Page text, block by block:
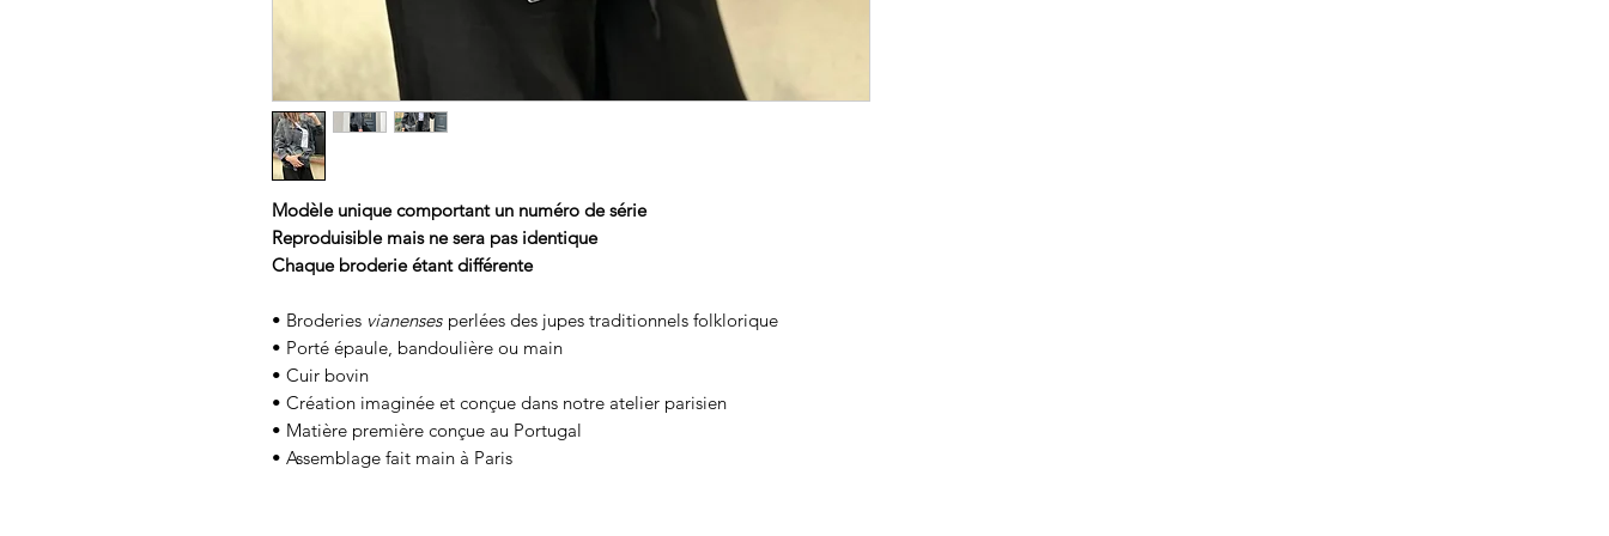
Modèle unique comportant un numéro de série
Reproduisible mais ne sera pas identique
Chaque broderie étant différente
• Broderies vianenses perlées des jupes traditionnels folklorique
• Porté épaule, bandoulière ou main
• Cuir bovin
• Création imaginée et conçue dans notre atelier parisien
• Matière première conçue au Portugal
• Assemblage fait main à Paris